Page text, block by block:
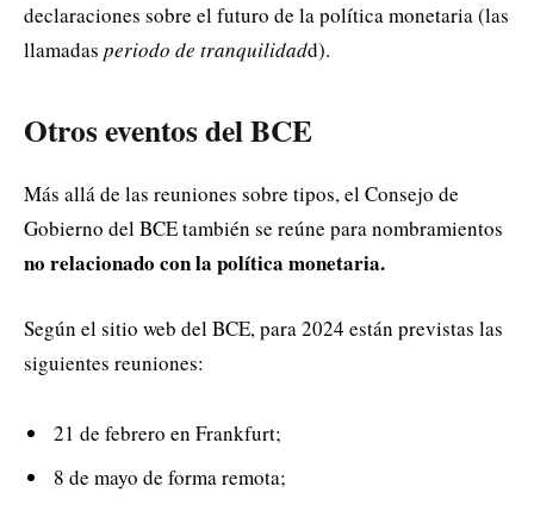
declaraciones sobre el futuro de la política monetaria (las
llamadas periodo de tranquilidadd).
Otros eventos del BCE
Más allá de las reuniones sobre tipos, el Consejo de
Gobierno del BCE también se reúne para nombramientos
no relacionado con la política monetaria.
Según el sitio web del BCE, para 2024 están previstas las
siguientes reuniones:
21 de febrero en Frankfurt;
8 de mayo de forma remota;